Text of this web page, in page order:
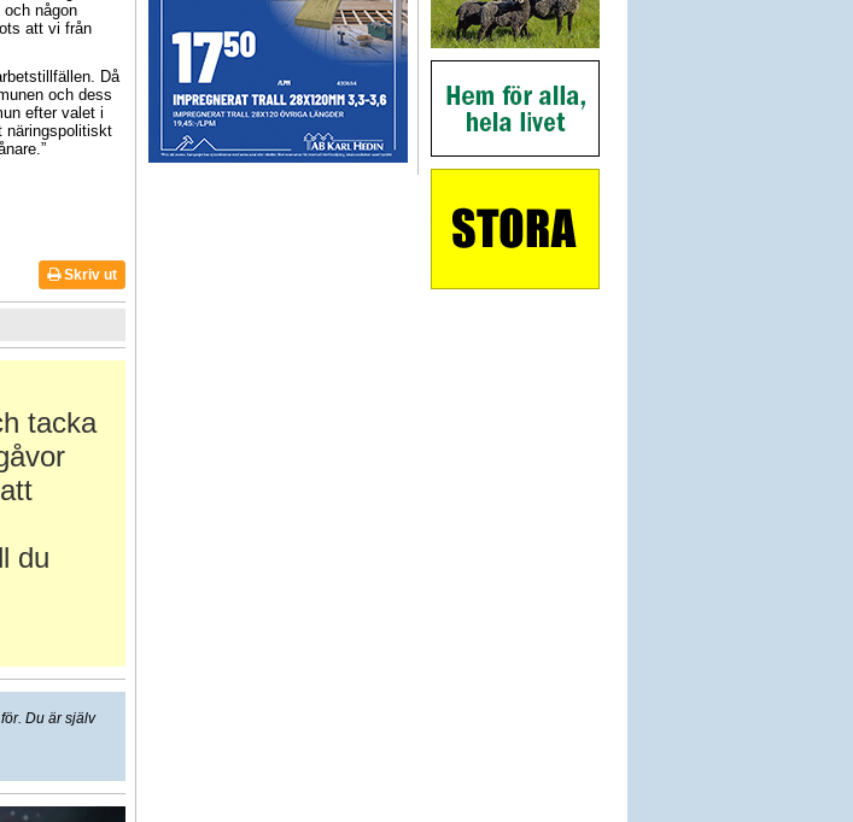
någon
att vi från
Då
och dess
efter valet i
näringspolitiskt
Skriv ut
tacka
du
Du är själv